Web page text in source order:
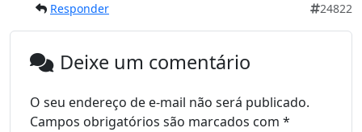
Responder 24822
Deixe um comentário
O seu endereço de e-mail não será publicado.
Campos obrigatórios são marcados com *